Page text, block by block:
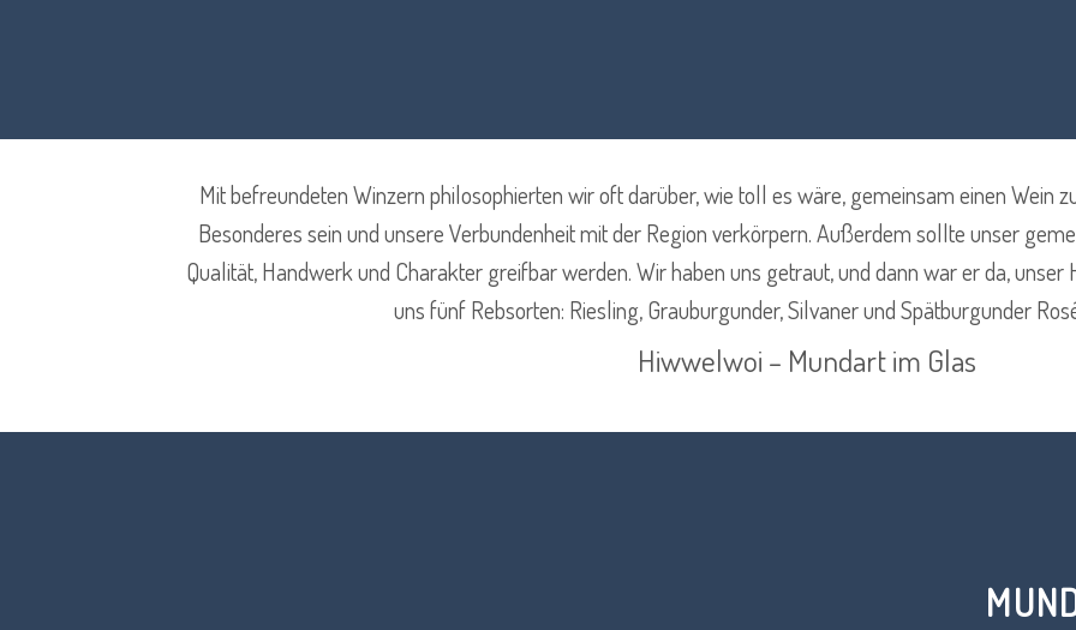
Mit befreundeten Winzern philosophierten wir oft darüber, wie toll es wäre, gemeinsam einen Wein
Besonderes sein und unsere Verbundenheit mit der Region verkörpern. Außerdem sollte unser
Qualität, Handwerk und Charakter greifbar werden. Wir haben uns getraut, und dann war er da,
uns fünf Rebsorten: Riesling, Grauburgunder, Silvaner und Spätburgunder
Hiwwelwoi – Mundart im Glas